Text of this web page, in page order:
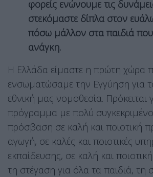
φορείς ενώνουμε τις
στεκόμαστε δίπλα στον
πόσω μάλλον στα παιδιά
ανάγκη.
Η Ελλάδα είμαστε η πρώτη χώρα
ενσωματώσαμε την Εγγύηση για
εθνική μας νομοθεσία. Πρόκειται
πρόγραμμα με πολύ
πρόσβαση σε καλή και ποιοτική
αγωγή, σε καλές και ποιοτικές
εκπαίδευσης, σε καλή και
τη στέγαση για όλα τα παιδιά, τη